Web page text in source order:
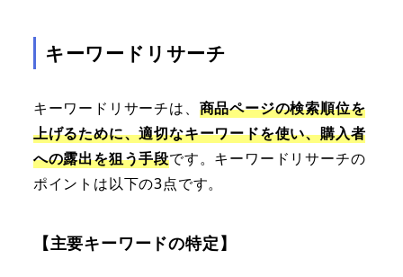
キーワードリサーチ
キーワードリサーチは、 商品ページの検索順位を
上げるために、適切なキーワードを使い、購入者
への露出を狙う手段です。キーワードリサーチの
ポイントは以下の3点です。
【主要キーワードの特定】